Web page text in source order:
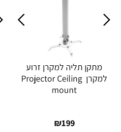
מתקן תליה למקרן זרוע
למקרן Projector Ceiling
mount
₪199